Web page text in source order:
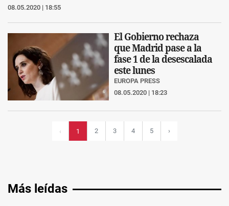
08.05.2020 | 18:55
El Gobierno rechaza
que Madrid pase a la
fase 1 de la desescalada
este lunes
EUROPA PRESS
08.05.2020 | 18:23
‹ 1 2 3 4 5 ›
Más leídas